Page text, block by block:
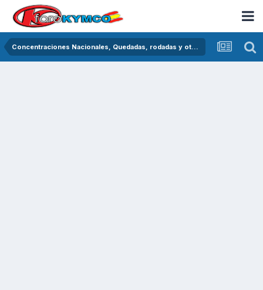
Concentraciones Nacionales, Quedadas, rodadas y otras crónicas del asfalto